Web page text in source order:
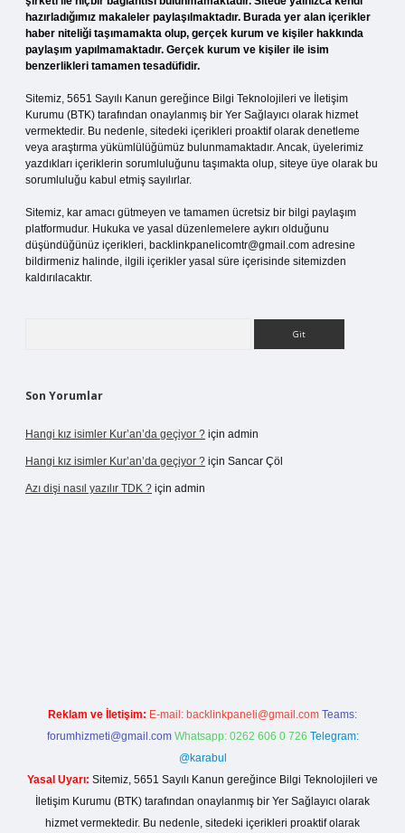
hazırladığımız makaleler paylaşılmaktadır. Burada yer alan içerikler
haber niteliği taşımamakta olup, gerçek kurum ve kişiler hakkında
paylaşım yapılmamaktadır. Gerçek kurum ve kişiler ile isim
benzerlikleri tamamen tesadüfidir.
Sitemiz, 5651 Sayılı Kanun gereğince Bilgi Teknolojileri ve İletişim
Kurumu (BTK) tarafından onaylanmış bir Yer Sağlayıcı olarak hizmet
vermektedir. Bu nedenle, sitedeki içerikleri proaktif olarak denetleme
veya araştırma yükümlülüğümüz bulunmamaktadır. Ancak, üyelerimiz
yazdıkları içeriklerin sorumluluğunu taşımakta olup, siteye üye olarak bu
sorumluluğu kabul etmiş sayılırlar.
Sitemiz, kar amacı gütmeyen ve tamamen ücretsiz bir bilgi paylaşım
platformudur. Hukuka ve yasal düzenlemelere aykırı olduğunu
düşündüğünüz içerikleri, backlinkpanelicomtr@gmail.com adresine
bildirmeniz halinde, ilgili içerikler yasal süre içerisinde sitemizden
kaldırılacaktır.
Son Yorumlar
Hangi kız isimler Kur’an’da geçiyor ? için admin
Hangi kız isimler Kur’an’da geçiyor ? için Sancar Çöl
Azı dişi nasıl yazılır TDK ? için admin
Reklam ve İletişim: E-mail: backlinkpaneli@gmail.com Teams:
forumhizmeti@gmail.com Whatsapp: 0262 606 0 726 Telegram:
@karabul
Yasal Uyarı: Sitemiz, 5651 Sayılı Kanun gereğince Bilgi Teknolojileri ve
İletişim Kurumu (BTK) tarafından onaylanmış bir Yer Sağlayıcı olarak
hizmet vermektedir. Bu nedenle, sitedeki içerikleri proaktif olarak